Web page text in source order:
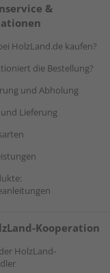
&
HolzLand.de kaufen?
die Bestellung?
und Abholung
Lieferung
Kooperation
HolzLand-